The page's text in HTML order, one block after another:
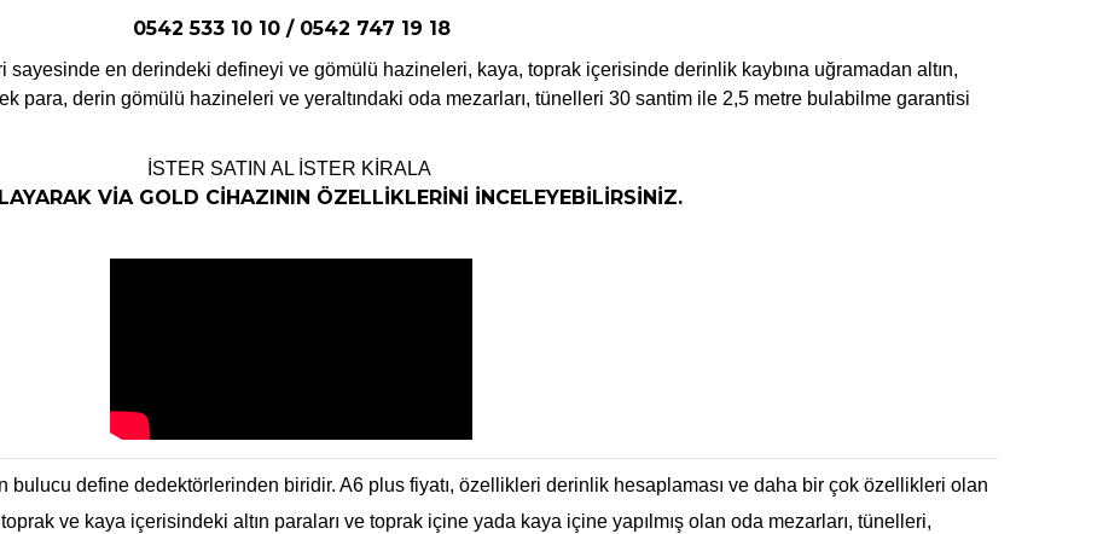
0542 533 10 10 / 0542 747 19 18
sayesinde en derindeki defineyi ve gömülü hazineleri, kaya, toprak içerisinde derinlik kaybına uğramadan altın,
para, derin gömülü hazineleri ve yeraltındaki oda mezarları, tünelleri 30 santim ile 2,5 metre bulabilme garantisi
İSTER SATIN AL İSTER KİRALA
VİA GOLD CİHAZININ ÖZELLİKLERİNİ İNCELEYEBİLİRSİNİZ.
bulucu define dedektörlerinden biridir. A6 plus fiyatı, özellikleri derinlik hesaplaması ve daha bir çok özellikleri olan
ve kaya içerisindeki altın paraları ve toprak içine yada kaya içine yapılmış olan oda mezarları, tünelleri,